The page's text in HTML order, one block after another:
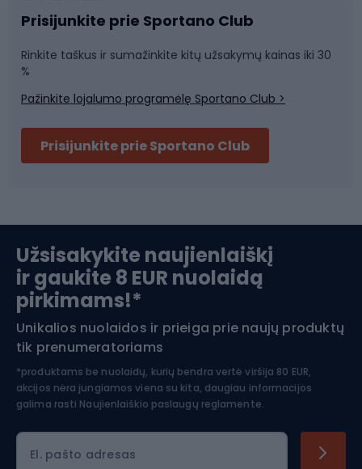
Sportinė medicina
Komandinis sportas
Slidinėjimas
Apranga žiemos sportui
Šiaurietiškas ėjimas
Prisijunkite prie Sportano Club
Rinkite taškus ir sumažinkite kitų užsakymų kainas iki 30
%
Pažinkite lojalumo programėlę Sportano Club >
Prisijunkite prie Sportano Club
Užsisakykite naujienlaiškį
ir gaukite 8 EUR nuolaidą
pirkimams!*
Unikalios nuolaidos ir prieiga prie naujų produktų
tik prenumeratoriams
*produktams be nuolaidų, kurių bendra vertė viršija 80 EUR,
akcijos nėra jungiamos viena su kita, daugiau informacijos
galima rasti Naujienlaiškio paslaugų reglamente.
El. pašto adresas